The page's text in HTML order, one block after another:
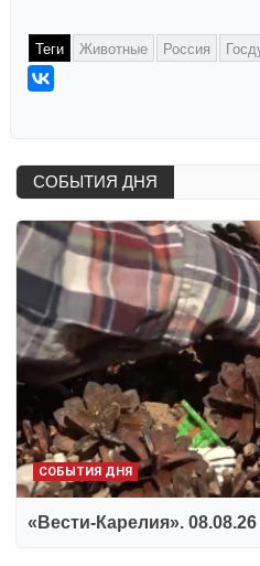
Теги Животные Россия
СОБЫТИЯ ДНЯ
СОБЫТИЯ ДНЯ
«Вести-Карелия». 08.08.26